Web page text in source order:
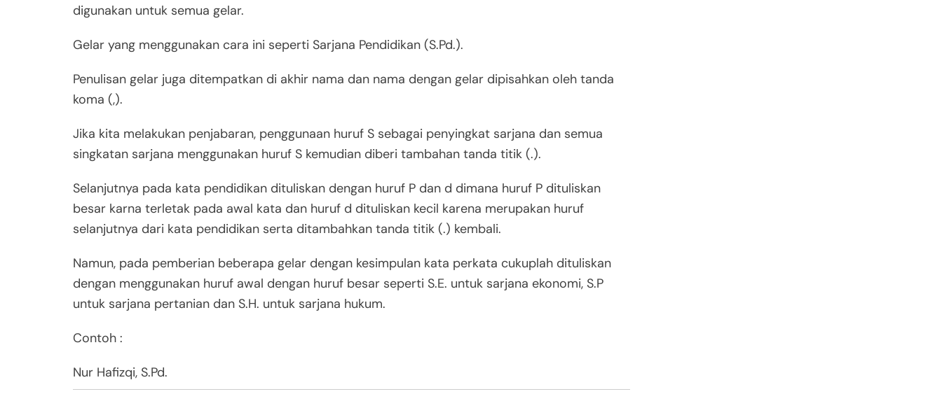
digunakan untuk semua gelar.
Gelar yang menggunakan cara ini seperti Sarjana Pendidikan (S.Pd.).
Penulisan gelar juga ditempatkan di akhir nama dan nama dengan gelar dipisahkan oleh tanda
koma (,).
Jika kita melakukan penjabaran, penggunaan huruf S sebagai penyingkat sarjana dan semua
singkatan sarjana menggunakan huruf S kemudian diberi tambahan tanda titik (.).
Selanjutnya pada kata pendidikan dituliskan dengan huruf P dan d dimana huruf P dituliskan
besar karna terletak pada awal kata dan huruf d dituliskan kecil karena merupakan huruf
selanjutnya dari kata pendidikan serta ditambahkan tanda titik (.) kembali.
Namun, pada pemberian beberapa gelar dengan kesimpulan kata perkata cukuplah dituliskan
dengan menggunakan huruf awal dengan huruf besar seperti S.E. untuk sarjana ekonomi, S.P
untuk sarjana pertanian dan S.H. untuk sarjana hukum.
Contoh :
Nur Hafizqi, S.Pd.